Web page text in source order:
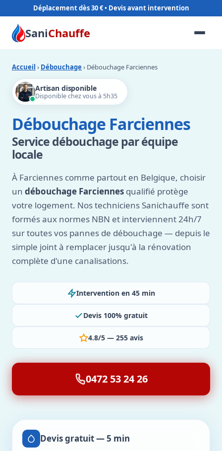
Déplacement dès 30 €
SaniChauffe
Accueil › Débouchage › Débouchage Farciennes
Artisan disponible
Disponible chez vous à 5h35
Débouchage Farciennes
Service débouchage par équipe
locale
À Farciennes comme partout en Belgique, choisir
un débouchage Farciennes qualifié protège
votre logement. Nos techniciens Sanichauffe sont
formés aux normes NBN et interviennent 24h/7
sur toutes vos pannes de débouchage — depuis le
simple joint à remplacer jusqu'à la rénovation
complète d'une canalisations.
Intervention en 45 min
Devis 100% gratuit
4.8/5 — 255 avis
0472 53 24 26
Devis gratuit — 5 min